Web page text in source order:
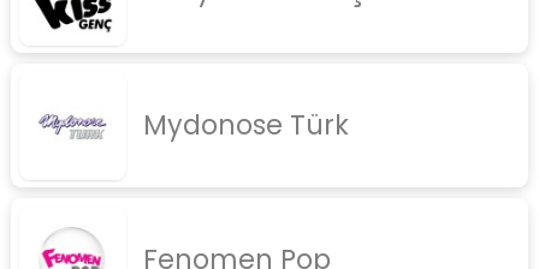
Mydonose Türk
Fenomen Pop